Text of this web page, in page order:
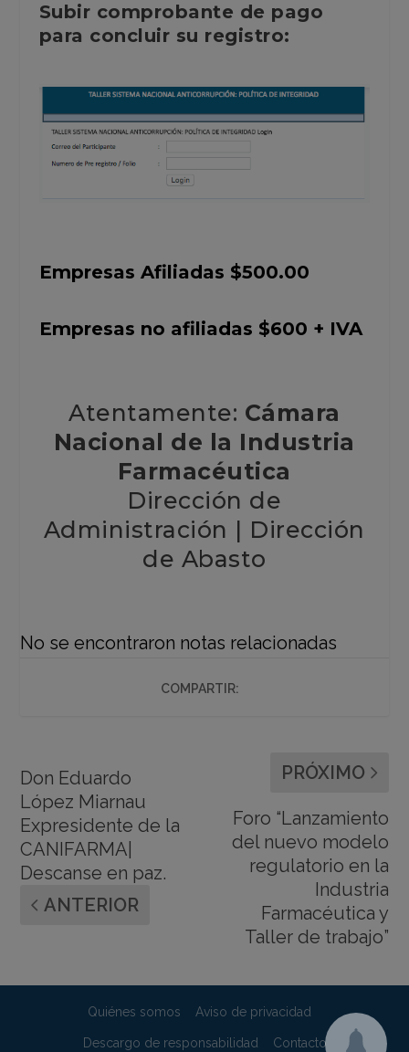
Subir comprobante de pago
para concluir su registro:
Empresas Afiliadas $500.00
Empresas no afiliadas $600 + IVA
Atentamente: Cámara
Nacional de la Industria
Farmacéutica
Dirección de
Administración | Dirección
de Abasto
No se encontraron notas relacionadas
COMPARTIR:
Don Eduardo
López Miarnau
Expresidente de la
CANIFARMA|
Descanse en paz.
ANTERIOR
PRÓXIMO
Foro “Lanzamiento
del nuevo modelo
regulatorio en la
Industria
Farmacéutica y
Taller de trabajo”
Quiénes somos Aviso de privacidad
Descargo de responsabilidad Contacto